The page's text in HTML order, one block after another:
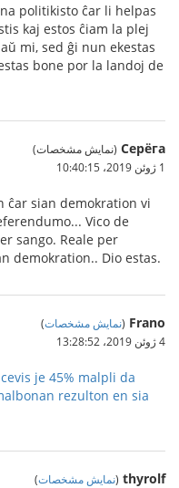
politikisto ĉar li helpas
kaj estos ĉiam la plej
mi, sed ĝi nun ekestas
bone por la landoj de
Серёга (نمایش مشخصات)
1 ژوئن 2019،‏ 10:40:15
ĉar sian demokration vi
Vico de
sango. Reale per
demokration.. Dio estas.
Frano
(نمایش مشخصات)
4 ژوئن 2019،‏ 13:28:52
je 45% malpli da
rezulton en sia
thyrolf
(نمایش مشخصات)